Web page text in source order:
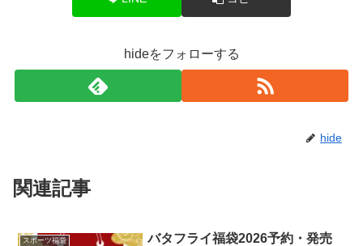
hideをフォローする
hide
関連記事
スポーツ福袋
バタフライ福袋2026予約・発売